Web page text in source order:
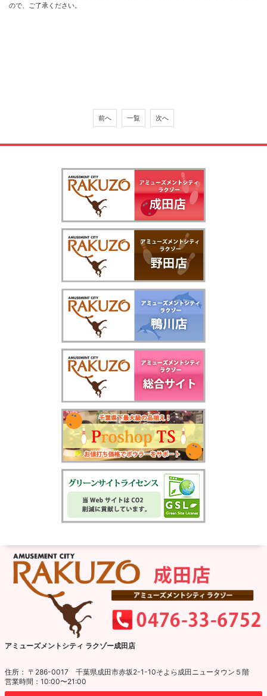
ので、ご了承ください。
前へ 一覧 次へ
アミューズメントシティ ラクゾー成田店
住所： 〒286-0017 千葉県成田市赤坂2-1-10そよら成田ニュータウン５階
営業時間：10:00〜21:00